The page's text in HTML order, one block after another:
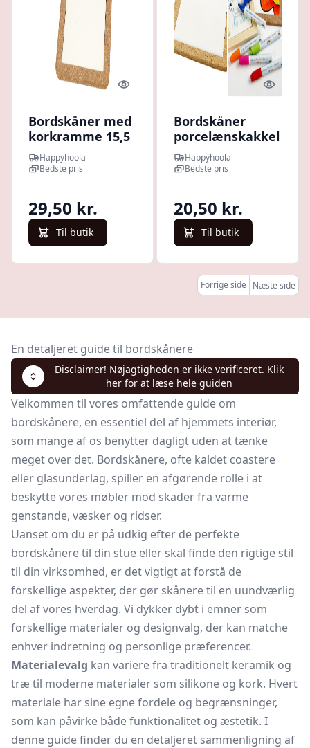
Quick look
Bordskåner med
korkramme 15,5
x 15,5 cm. 1 stk
Happyhoola
Bedste pris
29,50 kr.
Til butik
Quick
Bordskåner
porcelænskakkel
og korkramme
19 x19 cm. 1 stk.
Happyhoola
Bedste pris
20,50 kr.
Til butik
Forrige side Næste side
En detaljeret guide til bordskånere
Disclaimer! Nøjagtigheden er ikke verificeret. Klik
her for at læse hele guiden
Velkommen til vores omfattende guide om
bordskånere, en essentiel del af hjemmets interiør,
som mange af os benytter dagligt uden at tænke
meget over det. Bordskånere, ofte kaldet coastere
eller glasunderlag, spiller en afgørende rolle i at
beskytte vores møbler mod skader fra varme
genstande, væsker og ridser.
Uanset om du er på udkig efter de perfekte
bordskånere til din stue eller skal finde den rigtige stil
til din virksomhed, er det vigtigt at forstå de
forskellige aspekter, der gør skånere til en uundværlig
del af vores hverdag. Vi dykker dybt i emner som
forskellige materialer og designvalg, der kan matche
enhver indretning og personlige præferencer.
Materialevalg kan variere fra traditionelt keramik og
træ til moderne materialer som silikone og kork. Hvert
materiale har sine egne fordele og begrænsninger,
som kan påvirke både funktionalitet og æstetik. I
denne guide finder du en detaljeret sammenligning af